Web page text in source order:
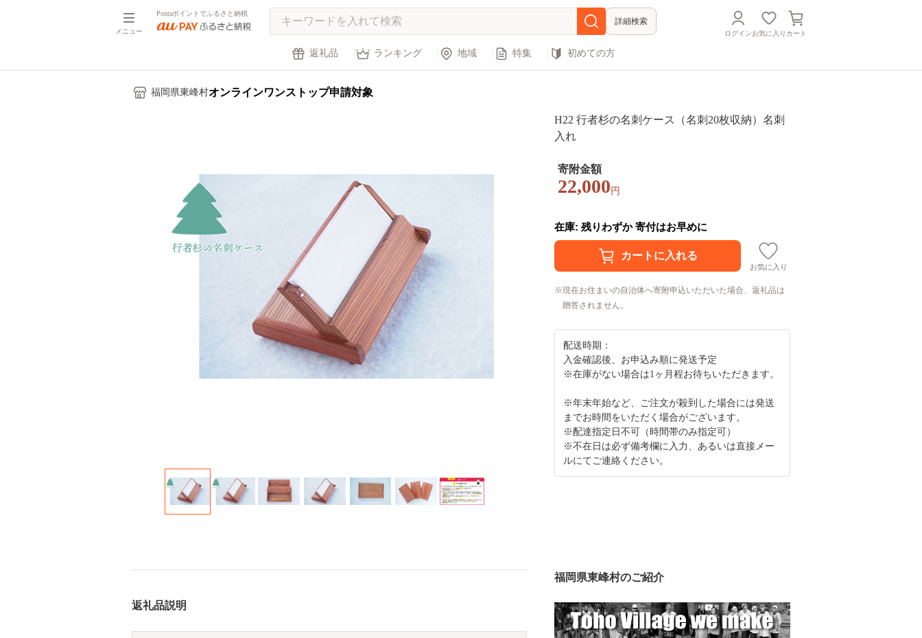
メニュー
Pontaポイントでふるさと納税
詳細検索
ログインお気に入り カート
返礼品 ランキング 地域 特集 初めての方
福岡県東峰村オンラインワンストップ申請対象
H22 行者杉の名刺ケース（名刺20枚収納）名刺
入れ
寄附金額
22,000 円
在庫: 残りわずか 寄付はお早めに
お気に入り
現在お住まいの自治体へ寄附申込いただいた場合、返礼品は
贈答されません。
配送時期：
入金確認後、お申込み順に発送予定
※在庫がない場合は1ヶ月程お待ちいただきます。
※年末年始など、ご注文が殺到した場合には発送
までお時間をいただく場合がございます。
※配達指定日不可（時間帯のみ指定可）
※不在日は必ず備考欄に入力、あるいは直接メー
ルにてご連絡ください。
返礼品説明
福岡県東峰村のご紹介